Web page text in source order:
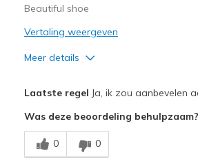
Beautiful shoe
Vertaling weergeven
Meer details
Comfortable
Stylish
Laatste regel Ja, ik zou aanbevelen
Was deze beoordeling behulpzaam?
0 0